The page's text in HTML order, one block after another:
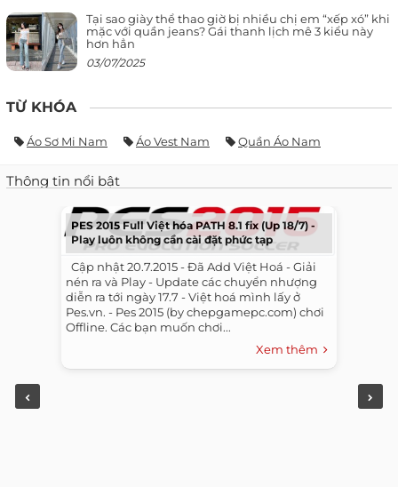
Tại sao giày thể thao giờ bị nhiều chị em “xếp xó” khi
mặc với quần jeans? Gái thanh lịch mê 3 kiểu này
hơn hẳn
03/07/2025
TỪ KHÓA
Áo Sơ Mi Nam Áo Vest Nam Quần Áo Nam
Thông tin nổi bật
PES 2015 Full Việt hóa PATH 8.1 fix (Up 18/7) -
Play luôn không cần cài đặt phức tạp
​ ​ Cập nhật 20.7.2015 - Đã Add Việt Hoá - Giải
nén ra và Play - Update các chuyển nhượng
diễn ra tới ngày 17.7 - Việt hoá mình lấy ở
Pes.vn. - Pes 2015 (by chepgamepc.com) chơi
Offline. Các bạn muốn chơi...
Xem thêm